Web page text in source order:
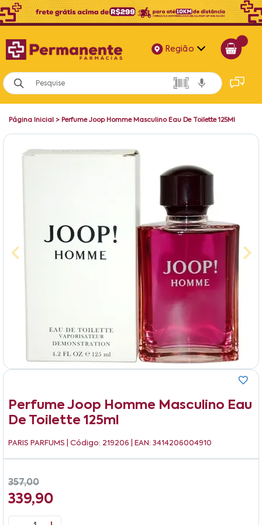
Região
Alagoas
Bahia
Página Inicial > Perfume Joop Homme Masculino Eau De Toilette 125Ml
Perfume Joop Homme Masculino Eau
De Toilette 125ml
PARIS PARFUMS | Código: 219206 | EAN: 3414206004910
357,00
339,90